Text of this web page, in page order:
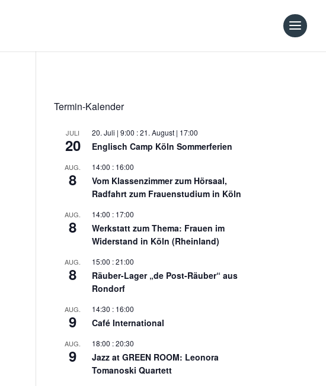
Termin-Kalender
JULI
20
20. Juli | 9:00 :21. August | 17:00
Englisch Camp Köln Sommerferien
AUG.
8
14:00 : 16:00
Vom Klassenzimmer zum Hörsaal,
Radfahrt zum Frauenstudium in Köln
AUG.
8
14:00 : 17:00
Werkstatt zum Thema: Frauen im
Widerstand in Köln (Rheinland)
AUG.
8
15:00 :21:00
Räuber-Lager „de Post-Räuber“ aus
Rondorf
AUG.
9
14:30 : 16:00
Café International
AUG.
9
18:00 :20:30
Jazz at GREEN ROOM: Leonora
Tomanoski Quartett